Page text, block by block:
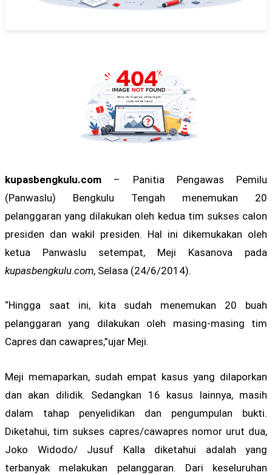
kupasbengkulu.com – Panitia Pengawas Pemilu
(Panwaslu) Bengkulu Tengah menemukan 20
pelanggaran yang dilakukan oleh kedua tim sukses calon
presiden dan wakil presiden. Hal ini dikemukakan oleh
ketua Panwaslu setempat, Meji Kasanova pada
kupasbengkulu.com, Selasa (24/6/2014).
“Hingga saat ini, kita sudah menemukan 20 buah
pelanggaran yang dilakukan oleh masing-masing tim
Capres dan cawapres,”ujar Meji.
Meji memaparkan, sudah empat kasus yang dilaporkan
dan akan dilidik. Sedangkan 16 kasus lainnya, masih
dalam tahap penyelidikan dan pengumpulan bukti.
Diketahui, tim sukses capres/cawapres nomor urut dua,
Joko Widodo/ Jusuf Kalla diketahui adalah yang
terbanyak melakukan pelanggaran. Dari keseluruhan